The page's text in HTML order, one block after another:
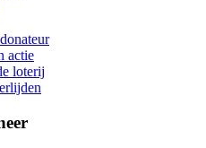
actie
loterij